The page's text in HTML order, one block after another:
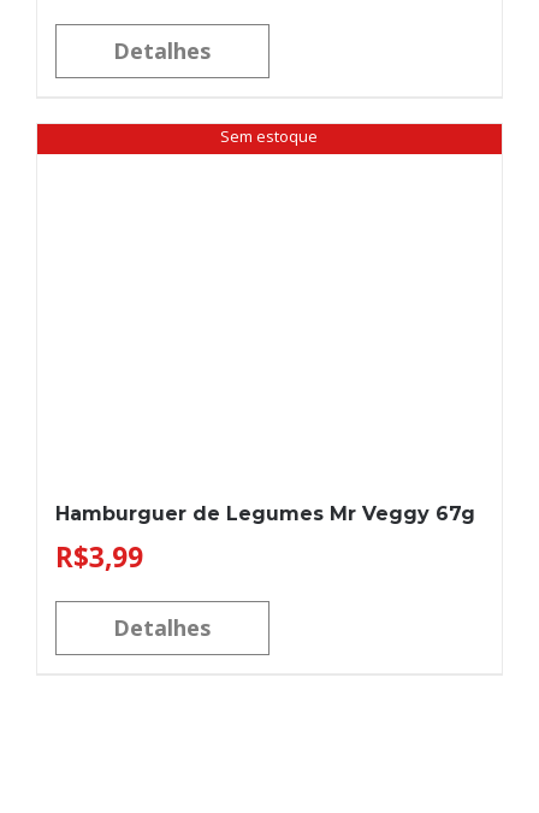
Detalhes
Sem estoque
Hamburguer de Legumes Mr Veggy 67g
R$3,99
Detalhes